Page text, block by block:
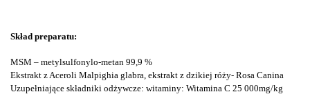
Skład preparatu:
MSM – metylsulfonylo-metan 99,9 %
Ekstrakt z Aceroli Malpighia glabra, ekstrakt z dzikiej róży- Rosa Canina
Uzupełniające składniki odżywcze: witaminy: Witamina C 25 000mg/kg